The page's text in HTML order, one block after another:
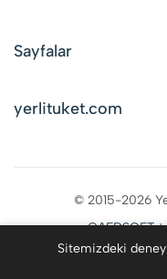
Sayfalar
yerlituket.com
© 2015-2026
CAFDSOFT
Sitemizdeki